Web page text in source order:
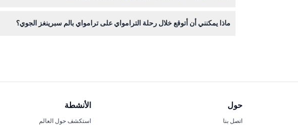
ماذا يمكنني أن أتوقع خلال رحلة الترامواي على ترامواي بالم سبرينغز الجوي؟
حول
اتصل بنا
الأنشطة
استكشف حول العالم